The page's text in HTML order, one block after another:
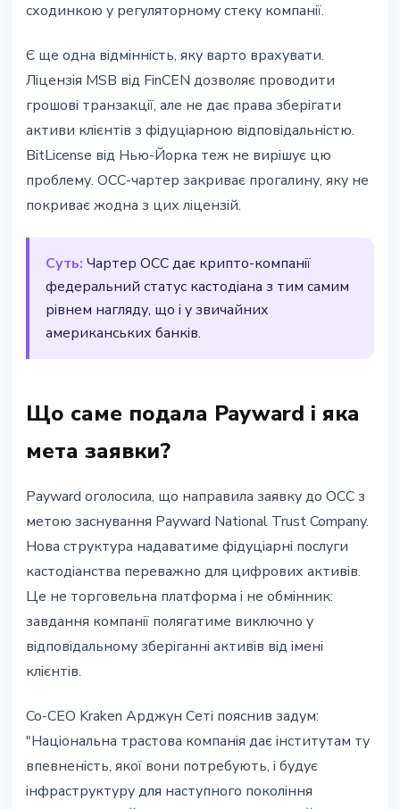
сходинкою у регуляторному стеку компанії.
Є ще одна відмінність, яку варто врахувати.
Ліцензія MSB від FinCEN дозволяє проводити
грошові транзакції, але не дає права зберігати
активи клієнтів з фідуціарною відповідальністю.
BitLicense від Нью-Йорка теж не вирішує цю
проблему. OCC-чартер закриває прогалину, яку не
покриває жодна з цих ліцензій.
Суть: Чартер OCC дає крипто-компанії
федеральний статус кастодіана з тим самим
рівнем нагляду, що і у звичайних
американських банків.
Що саме подала Payward і яка
мета заявки?
Payward оголосила, що направила заявку до OCC з
метою заснування Payward National Trust Company.
Нова структура надаватиме фідуціарні послуги
кастодіанства переважно для цифрових активів.
Це не торговельна платформа і не обмінник:
завдання компанії полягатиме виключно у
відповідальному зберіганні активів від імені
клієнтів.
Co-CEO Kraken Арджун Сеті пояснив задум:
"Національна трастова компанія дає інститутам ту
впевненість, якої вони потребують, і будує
інфраструктуру для наступного покоління